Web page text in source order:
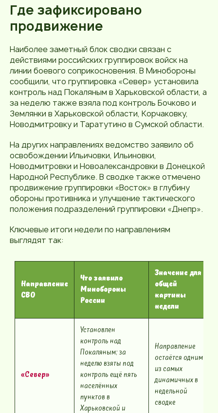
Где зафиксировано
продвижение
Наиболее заметный блок сводки связан с
действиями российских группировок войск на
линии боевого соприкосновения. В Минобороны
сообщили, что группировка «Север» установила
контроль над Покаляным в Харьковской области, а
за неделю также взяла под контроль Бочково и
Землянки в Харьковской области, Корчаковку,
Новодмитровку и Таратутино в Сумской области.
На других направлениях ведомство заявило об
освобождении Ильичовки, Ильиновки,
Новодмитровки и Новоалександровки в Донецкой
Народной Республике. В сводке также отмечено
продвижение группировки «Восток» в глубину
обороны противника и улучшение тактического
положения подразделений группировки «Днепр».
Ключевые итоги недели по направлениям
выглядят так:
Направление
СВО
Что заявило
Минобороны
России
Значение для
общей
картины
недели
«Север»
Установлен
контроль над
Покаляным; за
неделю взяты под
контроль ещё пять
населённых
пунктов в
Харьковской и
Направление
остаётся одним
из самых
динамичных в
недельной
сводке